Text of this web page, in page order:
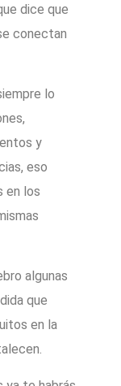
dice que
conectan
lo
y
eso
en los
algunas
que
en la